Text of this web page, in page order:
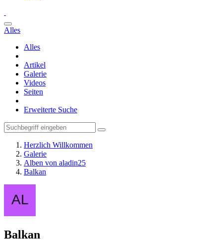
Alles
Alles
Artikel
Galerie
Videos
Seiten
Erweiterte Suche
Herzlich Willkommen
Galerie
Alben von aladin25
Balkan
Balkan